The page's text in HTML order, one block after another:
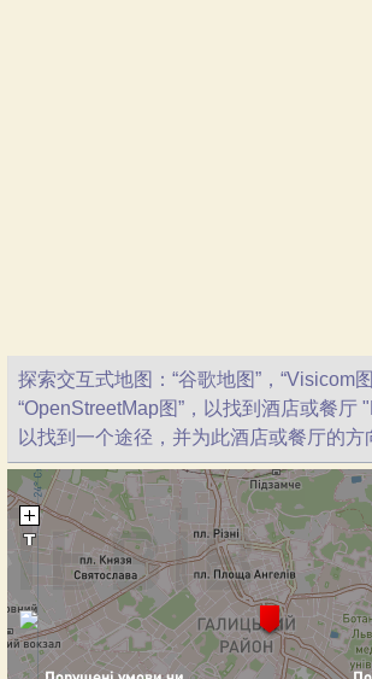
探索交互式地图：“谷歌地图”，“Visicom
“OpenStreetMap图”，以找到酒店或餐厅
以找到一个途径，并为此酒店或餐厅的方